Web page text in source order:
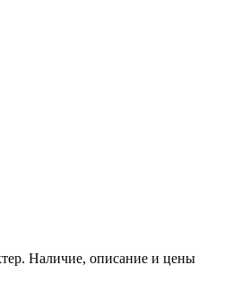
Наличие, описание и цены